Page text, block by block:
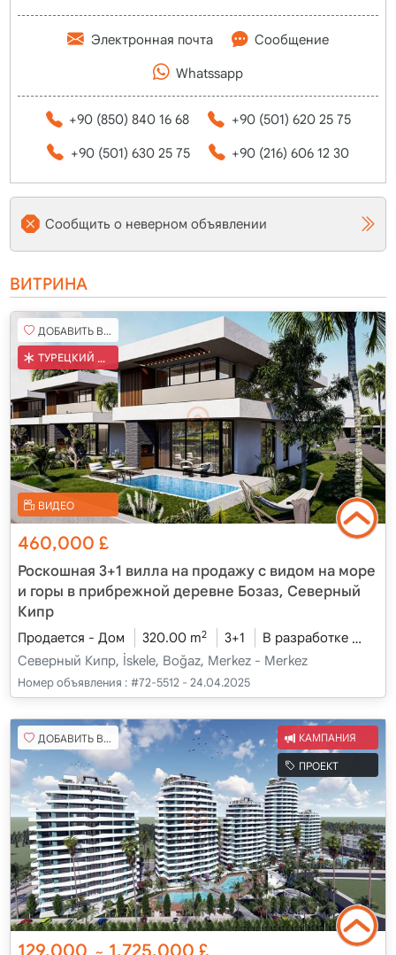
Электронная почта Сообщение
Whatssapp
+90 (850) 840 16 68 +90 (501) 620 25 75
+90 (501) 630 25 75 +90 (216) 606 12 30
Сообщить о неверном объявлении
ВИТРИНА
ДОБАВИТЬ В ИЗБРАННОЕ
ТУРЕЦКИЙ КОБ
ВИДЕО
460,000 £
Роскошная 3+1 вилла на продажу с видом на море
и горы в прибрежной деревне Бозаз, Северный
Кипр
Продается - Дом 320.00 m2 3+1 В разработке
Северный Кипр, İskele, Boğaz, Merkez - Merkez
Номер объявления : #72-5512 - 24.04.2025
ДОБАВИТЬ В ИЗБРАННОЕ КАМПАНИЯ
ПРОЕКТ